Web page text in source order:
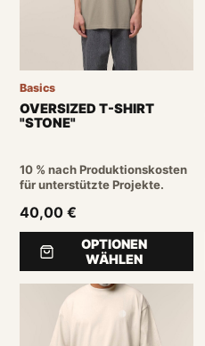
Basics
OVERSIZED T-SHIRT
"STONE"
10 % nach Produktionskosten
für unterstützte Projekte.
40,00 €
OPTIONEN
WÄHLEN